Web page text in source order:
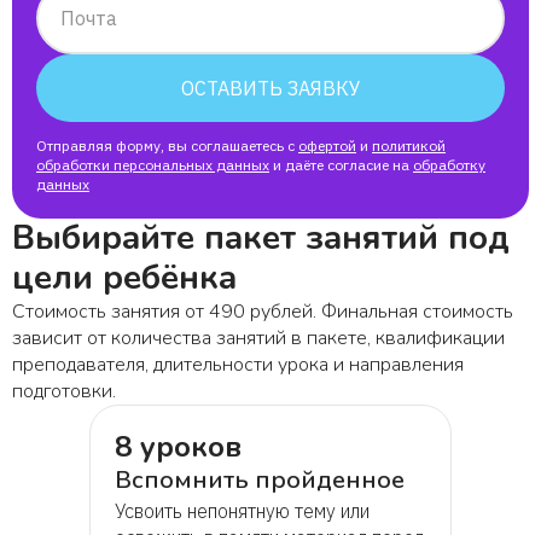
Почта
ОСТАВИТЬ ЗАЯВКУ
Отправляя форму, вы соглашаетесь с офертой и политикой
обработки персональных данных и даёте согласие на обработку
данных
Выбирайте пакет занятий под
цели ребёнка
Стоимость занятия от 490 рублей. Финальная стоимость
зависит от количества занятий в пакете, квалификации
преподавателя, длительности урока и направления
подготовки.
8 уроков
Вспомнить пройденное
Усвоить непонятную тему или